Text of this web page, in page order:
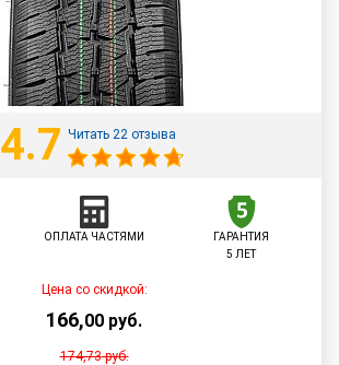
4.7 Читать 22 отзыва
ОПЛАТА ЧАСТЯМИ
ГАРАНТИЯ
5 ЛЕТ
Цена со скидкой:
166,00 руб.
174,73руб.